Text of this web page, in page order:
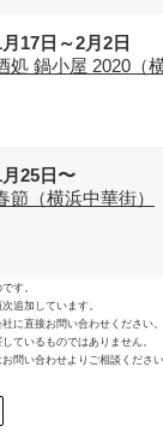
月17日～2月2日
処 鍋小屋 2020（
月25日〜
節（横浜中華街）
す。
追加しています。
に直接お問い合わせください。
ているものではありません。
問い合わせよりご相談ください